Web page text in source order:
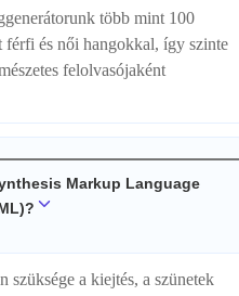
több mint 100
férfi és női hangokkal, így szinte
felolvasójaként
Markup Language
szüksége a kiejtés, a szünetek